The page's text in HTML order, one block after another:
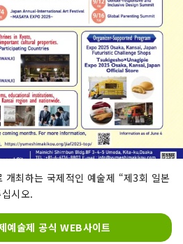
개최하는 국제적인 예술제 “제3회 일본
시오.
예술제 공식 WEB사이트